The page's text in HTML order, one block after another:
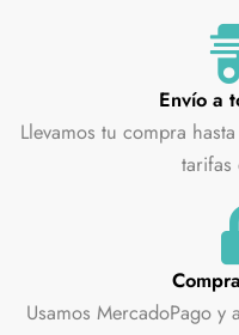
Envío a
Llevamos tu compra
tarifas
Usamos MercadoPago y